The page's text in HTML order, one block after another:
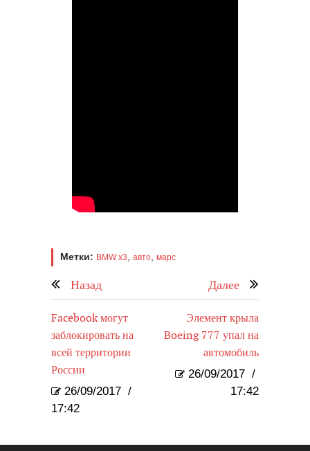
Метки: BMW x3 авто марс
Назад Далее
Facebook могут
заблокировать на
всей территории
России
26/09/2017 /
17:42
Элемент крыла
Boeing 777 упал на
автомобиль
26/09/2017 /
17:42